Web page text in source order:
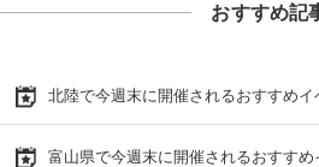
おすすめ記
北陸で今週末に開催されるおすすめイ
富山県で今週末に開催されるおすすめ